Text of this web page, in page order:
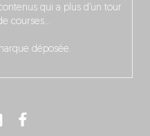
qui a plus d’un tour
courses…
déposée.